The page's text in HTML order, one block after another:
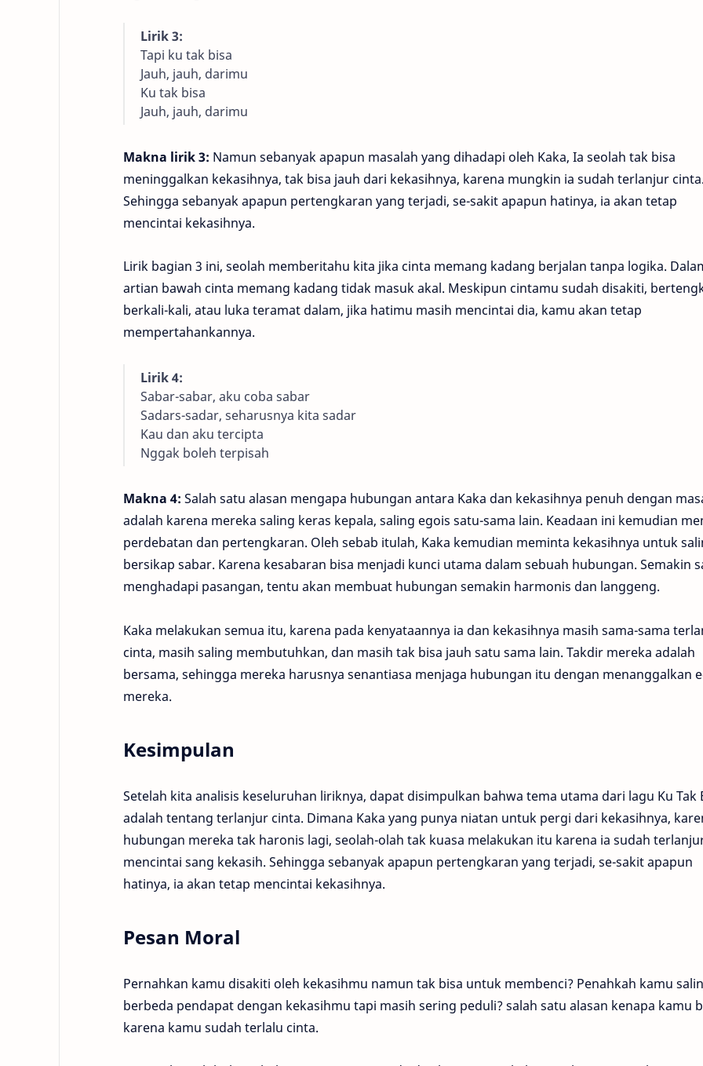
Lirik 3:
Tapi ku tak bisa
Jauh, jauh, darimu
Ku tak bisa
Jauh, jauh, darimu
Makna lirik 3: Namun sebanyak apapun masalah yang dihadapi oleh Kaka, Ia seolah tak bisa
meninggalkan kekasihnya, tak bisa jauh dari kekasihnya, karena mungkin ia sudah terlanjur cinta.
Sehingga sebanyak apapun pertengkaran yang terjadi, se-sakit apapun hatinya, ia akan tetap
mencintai kekasihnya.
Lirik bagian 3 ini, seolah memberitahu kita jika cinta memang kadang berjalan tanpa logika.
artian bawah cinta memang kadang tidak masuk akal. Meskipun cintamu sudah disakiti,
berkali-kali, atau luka teramat dalam, jika hatimu masih mencintai dia, kamu akan tetap
mempertahankannya.
Lirik 4:
Sabar-sabar, aku coba sabar
Sadars-sadar, seharusnya kita sadar
Kau dan aku tercipta
Nggak boleh terpisah
Makna 4: Salah satu alasan mengapa hubungan antara Kaka dan kekasihnya penuh dengan
adalah karena mereka saling keras kepala, saling egois satu-sama lain. Keadaan ini kemudian
perdebatan dan pertengkaran. Oleh sebab itulah, Kaka kemudian meminta kekasihnya untuk
bersikap sabar. Karena kesabaran bisa menjadi kunci utama dalam sebuah hubungan. Semakin
menghadapi pasangan, tentu akan membuat hubungan semakin harmonis dan langgeng.
Kaka melakukan semua itu, karena pada kenyataannya ia dan kekasihnya masih sama-sama
cinta, masih saling membutuhkan, dan masih tak bisa jauh satu sama lain. Takdir mereka adalah
bersama, sehingga mereka harusnya senantiasa menjaga hubungan itu dengan menanggalkan
mereka.
Kesimpulan
Setelah kita analisis keseluruhan liriknya, dapat disimpulkan bahwa tema utama dari lagu Ku Tak
adalah tentang terlanjur cinta. Dimana Kaka yang punya niatan untuk pergi dari kekasihnya,
hubungan mereka tak haronis lagi, seolah-olah tak kuasa melakukan itu karena ia sudah
mencintai sang kekasih. Sehingga sebanyak apapun pertengkaran yang terjadi, se-sakit apapun
hatinya, ia akan tetap mencintai kekasihnya.
Pesan Moral
Pernahkan kamu disakiti oleh kekasihmu namun tak bisa untuk membenci? Penahkah kamu
berbeda pendapat dengan kekasihmu tapi masih sering peduli? salah satu alasan kenapa kamu
karena kamu sudah terlalu cinta.